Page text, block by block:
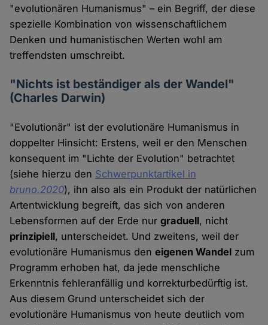
"evolutionären Humanismus" – ein Begriff, der diese
spezielle Kombination von wissenschaftlichem
Denken und humanistischen Werten wohl am
treffendsten umschreibt.
"Nichts ist beständiger als der Wandel"
(Charles Darwin)
"Evolutionär" ist der evolutionäre Humanismus in
doppelter Hinsicht: Erstens, weil er den Menschen
konsequent im "Lichte der Evolution" betrachtet
(siehe hierzu den Schwerpunktartikel in
bruno.2020), ihn also als ein Produkt der natürlichen
Artentwicklung begreift, das sich von anderen
Lebensformen auf der Erde nurgraduell, nicht
prinzipiell, unterscheidet. Und zweitens, weil der
evolutionäre Humanismus deneigenen Wandel zum
Programm erhoben hat, da jede menschliche
Erkenntnis fehleranfällig und korrekturbedürftig ist.
Aus diesem Grund unterscheidet sich der
evolutionäre Humanismus von heute deutlich vom